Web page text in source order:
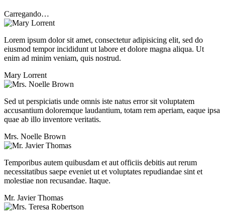
Carregando…
Lorem ipsum dolor sit amet, consectetur adipisicing elit, sed do
eiusmod tempor incididunt ut labore et dolore magna aliqua. Ut
enim ad minim veniam, quis nostrud.
Mary Lorrent
Sed ut perspiciatis unde omnis iste natus error sit voluptatem
accusantium doloremque laudantium, totam rem aperiam, eaque ipsa
quae ab illo inventore veritatis.
Mrs. Noelle Brown
Temporibus autem quibusdam et aut officiis debitis aut rerum
necessitatibus saepe eveniet ut et voluptates repudiandae sint et
molestiae non recusandae. Itaque.
Mr. Javier Thomas